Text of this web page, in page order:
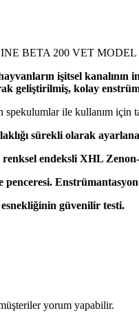
BETA 200 VET
işitsel kanalının
geliştirilmiş, kolay
ile kullanım için
sürekli olarak
renksel endeksli XHL
Enstrümantasyon
güvenilir testi.
yorum yapabilir.